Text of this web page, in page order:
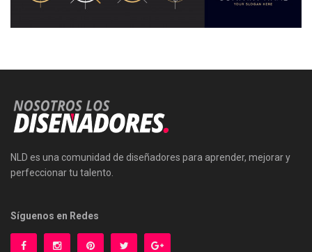
NLD es una comunidad de diseñadores para aprender, mejorar y
perfeccionar tu talento.
Síguenos en Redes